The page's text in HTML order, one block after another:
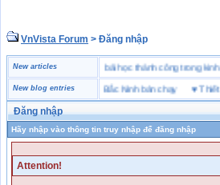
VnVista Forum > Đăng nhập
New articles
biệt” của Microsoft ♥4 bài học thành công
New blog entries
hiệu giày bảo hộ tại Bắc Ninh bán chạy♥ Thiết bị
Đăng nhập
Hãy nhập vào thông tin truy nhập để đăng nhập
Attention!